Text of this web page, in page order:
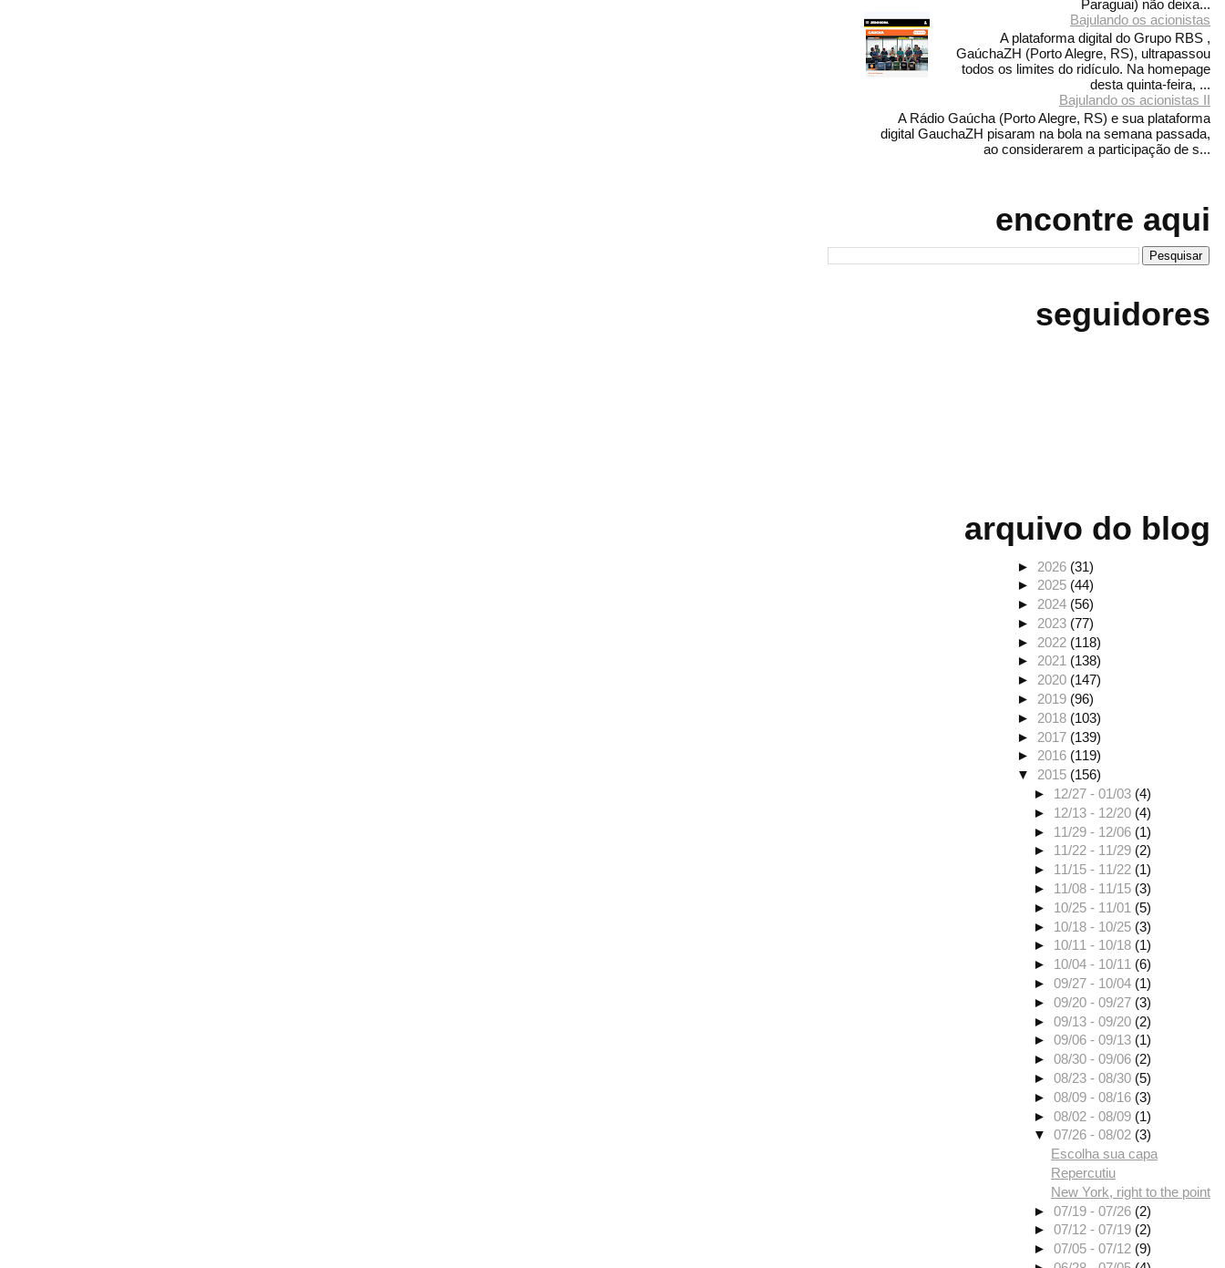
Paraguai) não deixa...
Bajulando os acionistas
A plataforma digital do Grupo RBS ,
GaúchaZH (Porto Alegre, RS), ultrapassou
todos os limites do ridículo. Na homepage
desta quinta-feira, ...
Bajulando os acionistas II
A Rádio Gaúcha (Porto Alegre, RS) e sua plataforma
digital GauchaZH pisaram na bola na semana passada,
ao considerarem a participação de s...
encontre aqui
seguidores
arquivo do blog
► 2026 (31)
► 2025 (44)
► 2024 (56)
► 2023 (77)
► 2022 (118)
►2021 (138)
► 2020 (147)
► 2019 (96)
► 2018 (103)
► 2017 (139)
►2016 (119)
▼ 2015 (156)
► 12/27 - 01/03 (4)
► 12/13 - 12/20 (4)
► 11/29 - 12/06 (1)
► 11/22 - 11/29 (2)
► 11/15 - 11/22 (1)
► 11/08 - 11/15 (3)
► 10/25 - 11/01 (5)
► 10/18 - 10/25 (3)
► 10/11 - 10/18 (1)
► 10/04 - 10/11 (6)
►09/27 - 10/04 (1)
►09/20 - 09/27 (3)
►09/13 - 09/20 (2)
►09/06 - 09/13 (1)
►08/30 - 09/06 (2)
►08/23 - 08/30 (5)
►08/09 - 08/16 (3)
►08/02 - 08/09 (1)
▼07/26 - 08/02 (3)
Escolha sua capa
Repercutiu
New York, right to the point
►07/19 - 07/26 (2)
►07/12 - 07/19 (2)
►07/05 - 07/12 (9)